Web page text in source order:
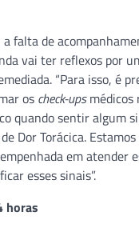
a falta de
vai ter reflexos por
“Para isso, é
os check-upsmédicos
quando sentir algum
Dor Torácica.
em atender
esses sinais”.
horas